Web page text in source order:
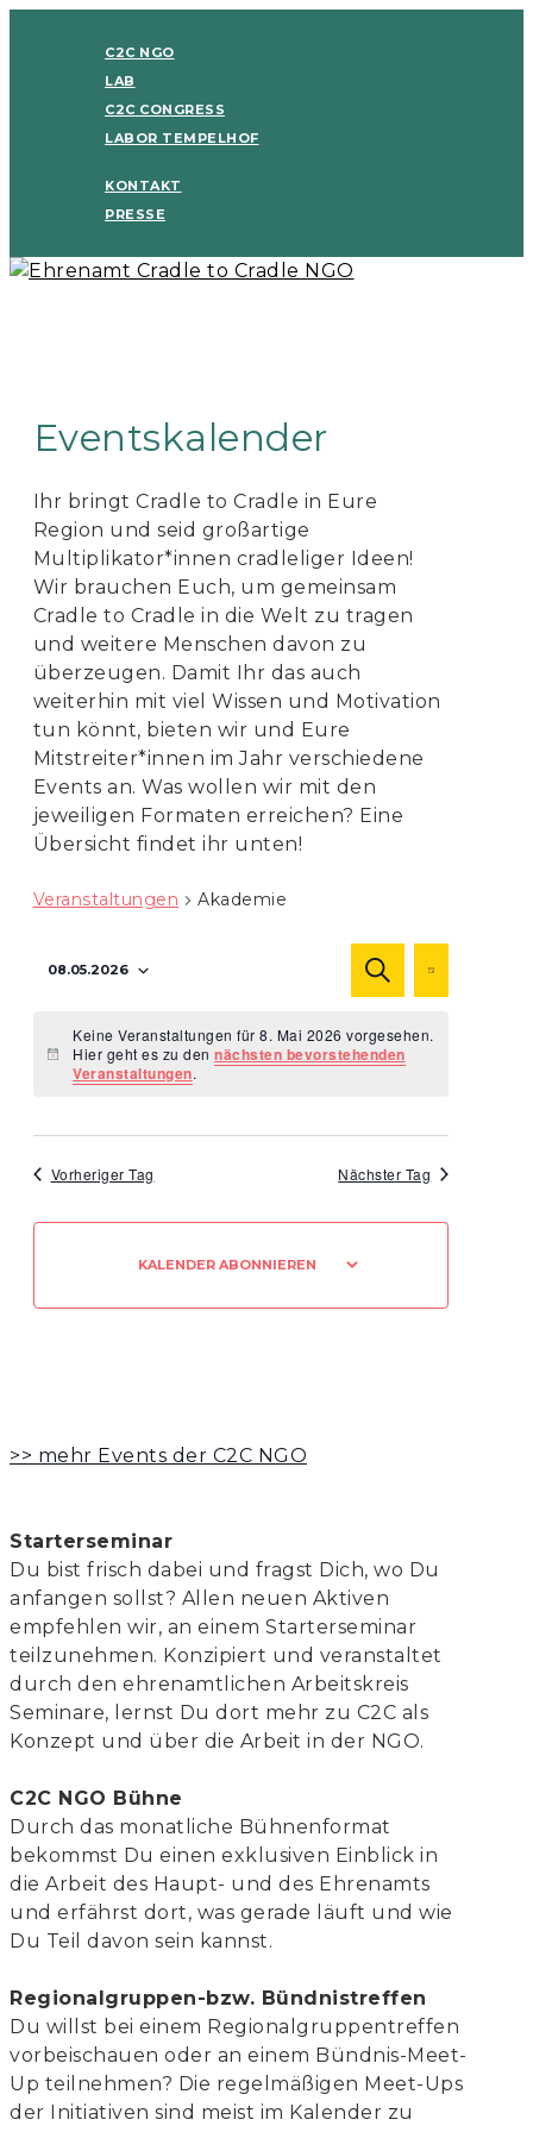
C2C NGO
LAB
C2C CONGRESS
LABOR TEMPELHOF
KONTAKT
PRESSE
Eventskalender
Ihr bringt Cradle to Cradle in Eure
Region und seid großartige
Multiplikator*innen cradleliger Ideen!
Wir brauchen Euch, um gemeinsam
Cradle to Cradle in die Welt zu tragen
und weitere Menschen davon zu
überzeugen. Damit Ihr das auch
weiterhin mit viel Wissen und Motivation
tun könnt, bieten wir und Eure
Mitstreiter*innen im Jahr verschiedene
Events an. Was wollen wir mit den
jeweiligen Formaten erreichen? Eine
Übersicht findet ihr unten!
Veranstaltungen Akademie
Suche
und
Ansichten,
SUCHE
08.05.2026
wählen.
Hinweis
Keine Veranstaltungen für 8. Mai 2026 vorgesehen.
Hier geht es zu dennächsten bevorstehenden
Veranstaltungen.
Vorheriger Tag Nächster Tag
KALENDER ABONNIEREN
>> mehr Events der C2C NGO
Starterseminar
Du bist frisch dabei und fragst Dich, wo Du
anfangen sollst? Allen neuen Aktiven
empfehlen wir, an einem Starterseminar
teilzunehmen. Konzipiert und veranstaltet
durch den ehrenamtlichen Arbeitskreis
Seminare, lernst Du dort mehr zu C2C als
Konzept und über die Arbeit in der NGO.
C2C NGO Bühne
Durch das monatliche Bühnenformat
bekommst Du einen exklusiven Einblick in
die Arbeit des Haupt- und des Ehrenamts
und erfährst dort, was gerade läuft und wie
Du Teil davon sein kannst.
Regionalgruppen-bzw. Bündnistreffen
Du willst bei einem Regionalgruppentreffen
vorbeischauen oder an einem Bündnis-Meet-
Up teilnehmen? Die regelmäßigen Meet-Ups
der Initiativen sind meist im Kalender zu